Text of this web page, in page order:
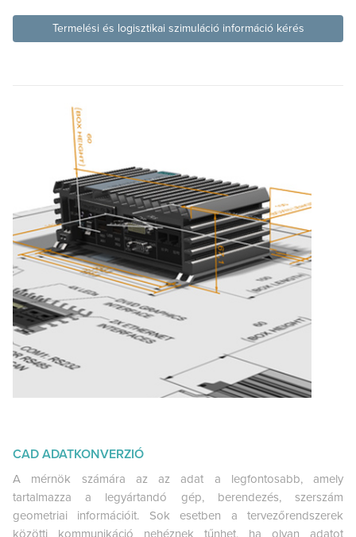
Termelési és logisztikai szimuláció információ kérés
CAD ADATKONVERZIÓ
A mérnök számára az az adat a legfontosabb, amely
tartalmazza a legyártandó gép, berendezés, szerszám
geometriai információit. Sok esetben a tervezőrendszerek
közötti kommunikáció nehéznek tűnhet, ha olyan adatot